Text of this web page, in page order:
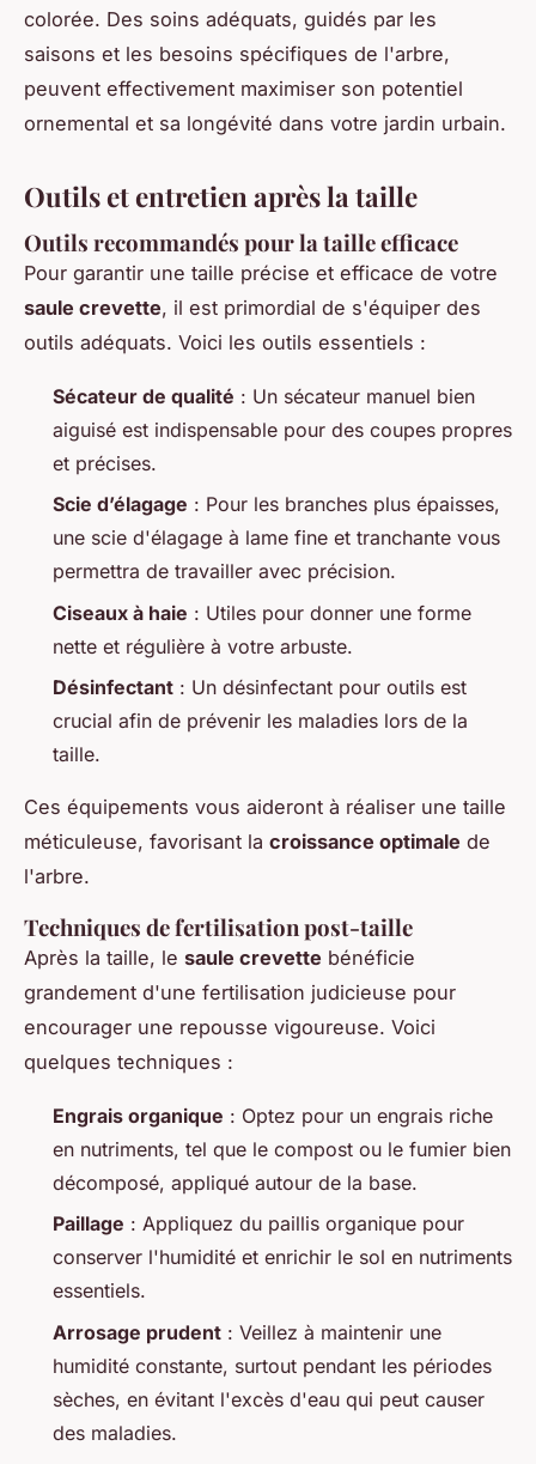
colorée. Des soins adéquats, guidés par les
saisons et les besoins spécifiques de l'arbre,
peuvent effectivement maximiser son potentiel
ornemental et sa longévité dans votre jardin urbain.
Outils et entretien après la taille
Outils recommandés pour la taille efficace
Pour garantir une taille précise et efficace de votre
saule crevette, il est primordial de s'équiper des
outils adéquats. Voici les outils essentiels :
Sécateur de qualité : Un sécateur manuel bien
aiguisé est indispensable pour des coupes propres
et précises.
Scie d’élagage : Pour les branches plus épaisses,
une scie d'élagage à lame fine et tranchante vous
permettra de travailler avec précision.
Ciseaux à haie : Utiles pour donner une forme
nette et régulière à votre arbuste.
Désinfectant : Un désinfectant pour outils est
crucial afin de prévenir les maladies lors de la
taille.
Ces équipements vous aideront à réaliser une taille
méticuleuse, favorisant la croissance optimale de
l'arbre.
Techniques de fertilisation post-taille
Après la taille, le saule crevette bénéficie
grandement d'une fertilisation judicieuse pour
encourager une repousse vigoureuse. Voici
quelques techniques :
Engrais organique : Optez pour un engrais riche
en nutriments, tel que le compost ou le fumier bien
décomposé, appliqué autour de la base.
Paillage : Appliquez du paillis organique pour
conserver l'humidité et enrichir le sol en nutriments
essentiels.
Arrosage prudent : Veillez à maintenir une
humidité constante, surtout pendant les périodes
sèches, en évitant l'excès d'eau qui peut causer
des maladies.